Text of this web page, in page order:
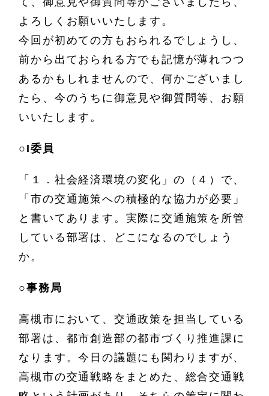
よろしくお願いいたします。
今回が初めての方もおられるでしょうし、
前から出ておられる方でも記憶が薄れつつ
あるかもしれませんので、何かございまし
たら、今のうちに御意見や御質問等、お願
いいたします。
○ I委員
「１．社会経済環境の変化」の（４）で、
「市の交通施策への積極的な協力が必要」
と書いてあります。実際に交通施策を所管
している部署は、どこになるのでしょう
か。
○事務局
高槻市において、交通政策を担当している
部署は、都市創造部の都市づくり推進課に
なります。今日の議題にも関わりますが、
高槻市の交通戦略をまとめた、総合交通戦